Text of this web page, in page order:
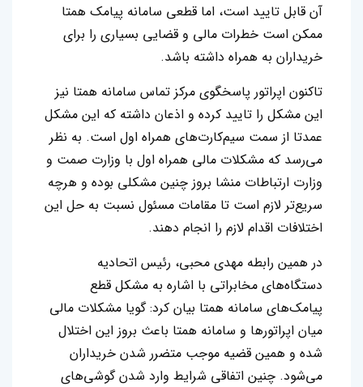
آن قابل تایید است، اما قطعی سامانه پیامک همتا
ممکن است خطرات مالی و قضایی بسیاری را برای
خریداران به همراه داشته باشد.
تاکنون اپراتور پاسخگوی مرکز تماس سامانه همتا نیز
این مشکل را تایید کرده و اذعان داشته که این مشکل
عمدتا از سمت سیم‌کارت‌های همراه اول است. به نظر
می‌رسد که مشکلات مالی همراه اول با وزارت صمت و
وزارت ارتباطات منشا بروز چنین مشکلی بوده و هرچه
سریع‌تر لازم است تا مقامات مسئول نسبت به حل این
اختلافات اقدام لازم را انجام دهند.
در همین رابطه مهدی محبی، رئیس اتحادیه
دستگاه‌های مخابراتی با اشاره به مشکل قطع
پیامک‌های سامانه همتا بیان کرد: گویا مشکلات مالی
میان اپراتورها و سامانه همتا باعث بروز این اختلال
شده و همین قضیه موجب متضرر شدن خریداران
می‌شود. چنین اتفاقی شرایط وارد شدن گوشی‌های